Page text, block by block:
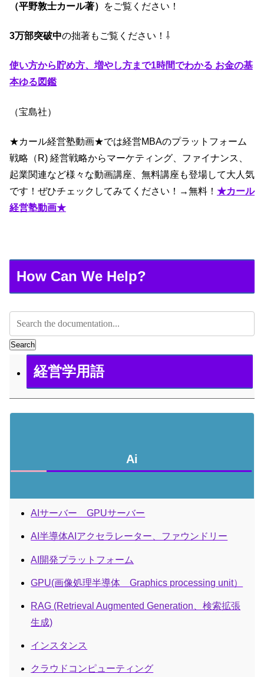
（平野敦士カール著）
をご覧ください！
3万部突破中の拙著もご覧ください！⇩
使い方から貯め方、増やし方まで1時間でわかる お金の基
本ゆる図鑑
（宝島社）
★カール経営塾動画★では経営MBAのプラットフォーム
戦略（R) 経営戦略からマーケティング、ファイナンス、
起業関連など様々な動画講座、無料講座も登場して大人気
です！ぜひチェックしてみてください！→無料！ ★カール
経営塾動画★
How Can We Help?
Search
経営学用語
Ai
AIサーバー GPUサーバー
AI半導体AIアクセラレーター、ファウンドリー
AI開発プラットフォーム
GPU(画像処理半導体 Graphics processing unit）
RAG (Retrieval Augmented Generation、検索拡張
生成)
インスタンス
クラウドコンピューティング